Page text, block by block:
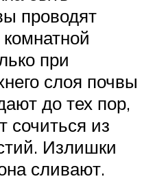
проводят
при
слоя почвы
до тех пор,
сочиться из
Излишки
сливают.